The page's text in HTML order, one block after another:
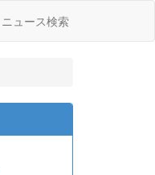
ニュース検索